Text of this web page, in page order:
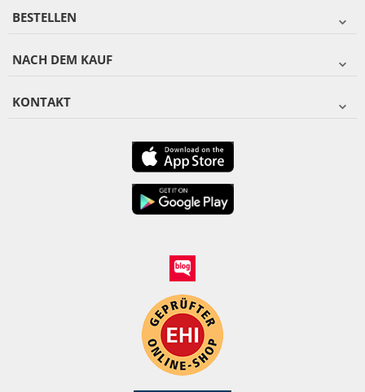
BESTELLEN
NACH DEM KAUF
KONTAKT